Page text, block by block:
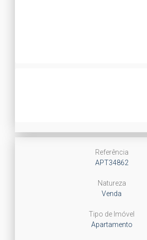
Referência
APT34862
Natureza
Venda
Tipo de Imóvel
Apartamento